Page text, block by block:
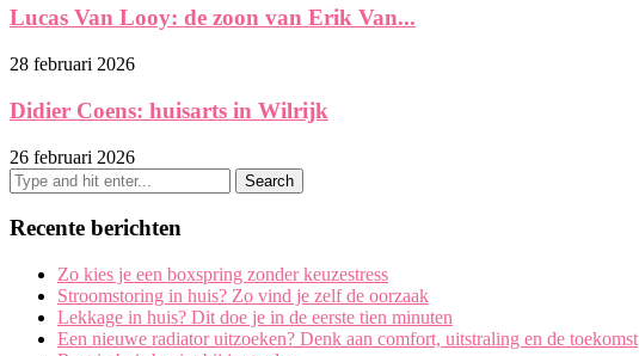
Lucas Van Looy: de zoon van Erik Van...
28 februari 2026
Didier Coens: huisarts in Wilrijk
26 februari 2026
Recente berichten
Zo kies je een boxspring zonder keuzestress
Stroomstoring in huis? Zo vind je zelf de oorzaak
Lekkage in huis? Dit doe je in de eerste tien minuten
Een nieuwe radiator uitzoeken? Denk aan comfort, uitstraling en de toekomst